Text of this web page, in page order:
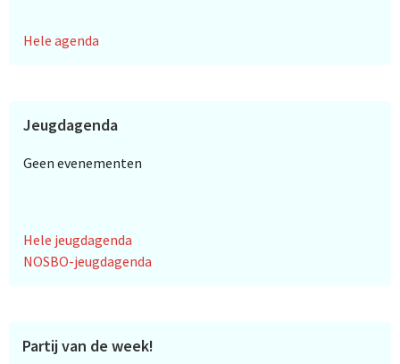
Hele agenda
Jeugdagenda
Geen evenementen
Hele jeugdagenda
NOSBO-jeugdagenda
Partij van de week!